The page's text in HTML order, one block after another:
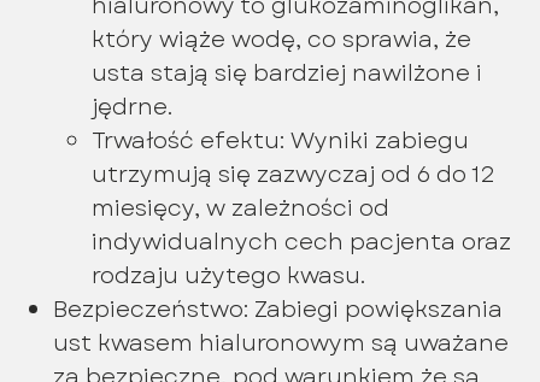
który wiąże wodę, co sprawia, że
usta stają się bardziej nawilżone i
jędrne.
Trwałość efektu: Wyniki zabiegu
utrzymują się zazwyczaj od 6 do 12
miesięcy, w zależności od
indywidualnych cech pacjenta oraz
rodzaju użytego kwasu.
Bezpieczeństwo: Zabiegi powiększania
ust kwasem hialuronowym są uważane